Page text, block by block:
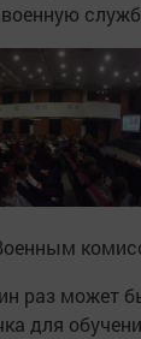
раз может
для